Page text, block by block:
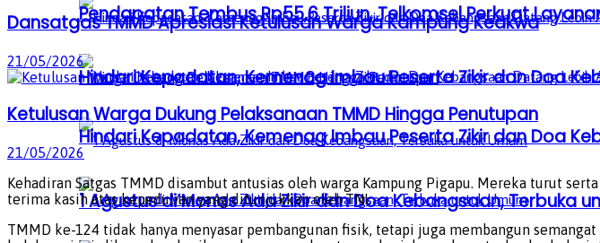
Hindari Kepadatan, Kemenag Imbau Peserta Zikir dan Doa
1 Agustus di Monas Ada Zikir dan Doa Kebangsaan, Terbuka
Pendapatan Tembus Rp55,6 Triliun, Telkomsel Perkuat
Hindari Kepadatan, Kemenag Imbau Peserta Zikir dan Doa
Dansatgas TMMD Apresiasi Ketulusan Warga Kampung Keakwa
21/05/2026
Ketulusan Warga Dukung Pelaksanaan TMMD Hingga Penutupan
21/05/2026
Kehadiran Satgas TMMD disambut antusias oleh warga Kampung Pigapu. Mereka turut
terima kasih atas kepedulian yang ditunjukkan oleh TNI.
TMMD ke-124 tidak hanya menyasar pembangunan fisik, tetapi juga membangun